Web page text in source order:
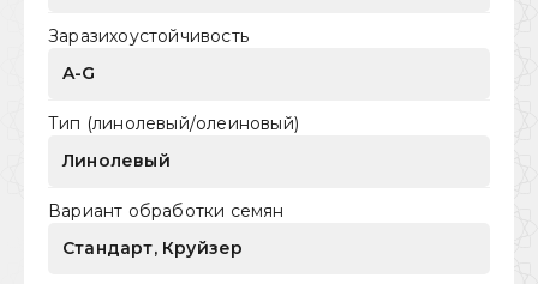
Заразихоустойчивость
A-G
Тип (линолевый/олеиновый)
Линолевый
Вариант обработки семян
Стандарт, Круйзер